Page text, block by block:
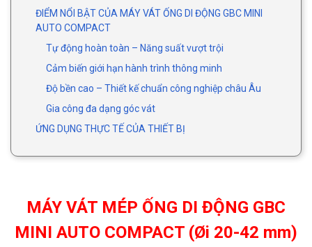
ĐIỂM NỔI BẬT CỦA MÁY VÁT ỐNG DI ĐỘNG GBC MINI
AUTO COMPACT
Tự động hoàn toàn – Năng suất vượt trội
Cảm biến giới hạn hành trình thông minh
Độ bền cao – Thiết kế chuẩn công nghiệp châu Âu
Gia công đa dạng góc vát
ỨNG DỤNG THỰC TẾ CỦA THIẾT BỊ
MÁY VÁT MÉP ỐNG DI ĐỘNG GBC
MINI AUTO COMPACT (Øi 20-42 mm)